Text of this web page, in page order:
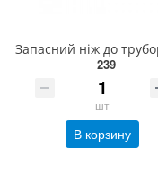
239
шт
В корзину